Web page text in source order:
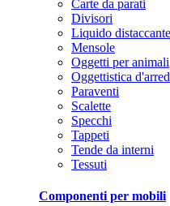
Carte da parati
Divisori
Liquido
Mensole
Oggetti per animali
Oggettistica
Paraventi
Scalette
Specchi
Tappeti
Tende da interni
Tessuti
Componenti per mobili